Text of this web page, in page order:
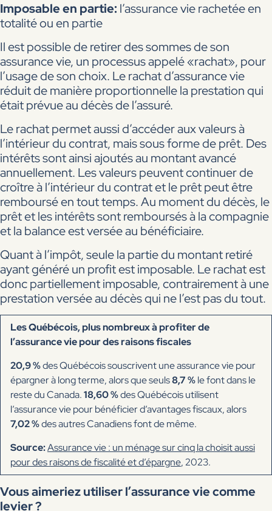
Imposable en partie: l’assurance vie rachetée en
totalité ou en partie
Il est possible de retirer des sommes de son
assurance vie, un processus appelé «rachat», pour
l’usage de son choix. Le rachat d’assurance vie
réduit de manière proportionnelle la prestation qui
était prévue au décès de l’assuré.
Le rachat permet aussi d’accéder aux valeurs à
l’intérieur du contrat, mais sous forme de prêt. Des
intérêts sont ainsi ajoutés au montant avancé
annuellement. Les valeurs peuvent continuer de
croître à l’intérieur du contrat et le prêt peut être
remboursé en tout temps. Au moment du décès, le
prêt et les intérêts sont remboursés à la compagnie
et la balance est versée au bénéficiaire.
Quant à l’impôt, seule la partie du montant retiré
ayant généré un profit est imposable. Le rachat est
donc partiellement imposable, contrairement à une
prestation versée au décès qui ne l’est pas du tout.
Les Québécois, plus nombreux à profiter de
l’assurance vie pour des raisons fiscales
20,9 %des Québécois souscrivent une assurance vie pour
épargner à long terme, alors que seuls8,7 %le font dans le
reste du Canada.18,60 %des Québécois utilisent
l’assurance vie pour bénéficier d’avantages fiscaux, alors
7,02 %des autres Canadiens font de même.
Source:Assurance vie : un ménage sur cinq la choisit aussi
pour des raisons de fiscalité et d’épargne, 2023.
Vous aimeriez utiliser l’assurance vie comme
levier ?